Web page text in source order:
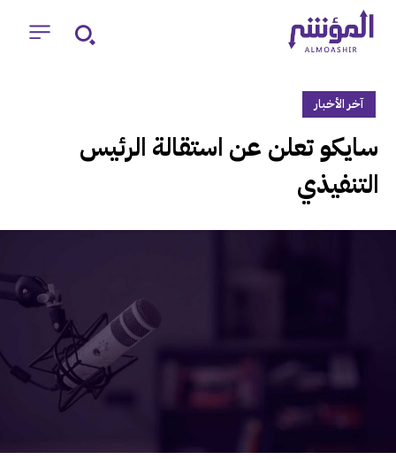
آخر الأخبار
‏سايكو تعلن عن استقالة الرئيس
التنفيذي